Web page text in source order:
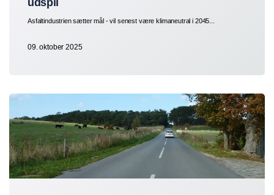
Asfaltindustrien sætter mål - vil senest være klimaneutral i 2045...
09. oktober 2025